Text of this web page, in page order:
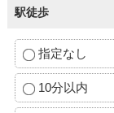
駅徒歩
指定なし
10分以内